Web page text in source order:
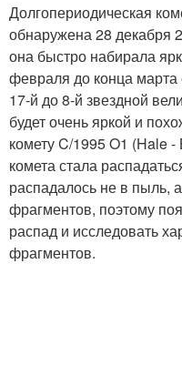
Долгопериодическая
обнаружена 28 декабря
она быстро набирала
февраля до конца
17-й до 8-й звездной
будет очень яркой и
комету C/1995 O1 (Hale
комета стала
распадалось не в пыль,
фрагментов, поэтому
распад и исследовать
фрагментов.